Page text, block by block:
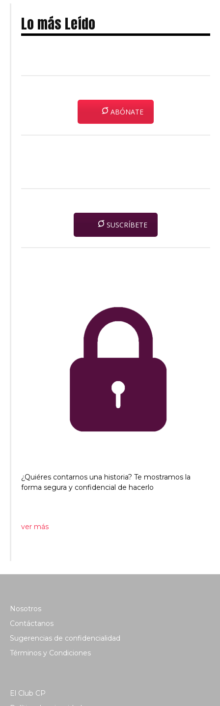
Lo más Leído
ABÓNATE
SUSCRÍBETE
¿Quiéres contarnos una historia? Te mostramos la
forma segura y confidencial de hacerlo
ver más
Nosotros
Contáctanos
Sugerencias de confidencialidad
Términos y Condiciones
El Club CP